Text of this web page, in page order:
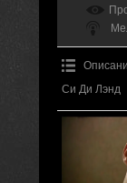
Си Ди Лэнд